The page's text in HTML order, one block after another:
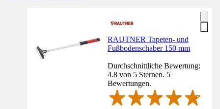
RAUTNER Tapeten- und
Fußbodenschaber 150 mm
Durchschnittliche Bewertung:
4.8 von 5 Sternen. 5
Bewertungen.